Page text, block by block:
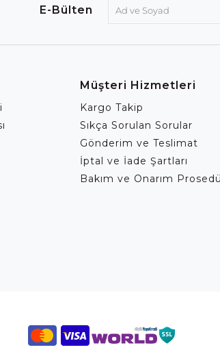
E-Bülten
Müşteri Hizmetleri
Kargo Takip
Sıkça Sorulan Sorular
Gönderim ve Teslimat
İptal ve İade Şartları
Bakım ve Onarım